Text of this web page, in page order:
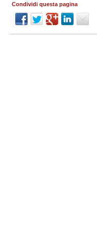
Condividi questa pagina